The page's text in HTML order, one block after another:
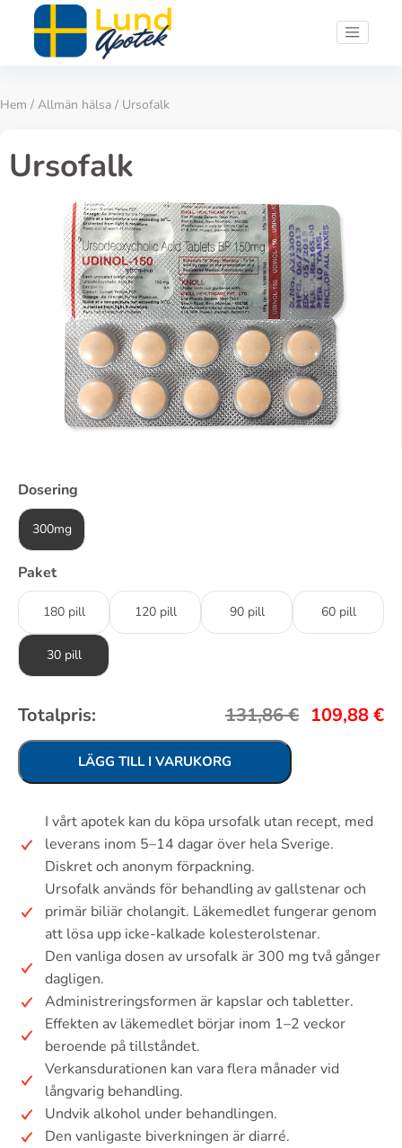
Hem / Allmän hälsa / Ursofalk
Ursofalk
Dosering
300mg
Paket
180 pill 120 pill 90 pill 60 pill
30 pill
Totalpris: 131,86€ 109,88€
LÄGG TILL I VARUKORG
I vårt apotek kan du köpa ursofalk utan recept, med
leverans inom 5–14 dagar över hela Sverige.
Diskret och anonym förpackning.
Ursofalk används för behandling av gallstenar och
primär biliär cholangit. Läkemedlet fungerar genom
att lösa upp icke-kalkade kolesterolstenar.
Den vanliga dosen av ursofalk är 300 mg två gånger
dagligen.
Administreringsformen är kapslar och tabletter.
Effekten av läkemedlet börjar inom 1–2 veckor
beroende på tillståndet.
Verkansdurationen kan vara flera månader vid
långvarig behandling.
Undvik alkohol under behandlingen.
Den vanligaste biverkningen är diarré.